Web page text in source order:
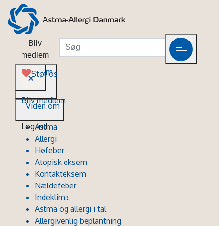
Bliv
medlem
Støt os
Bliv medlem
Log ind
Viden om
Viden om
Astma
Allergi
Høfeber
Atopisk eksem
Kontakteksem
Nældefeber
Indeklima
Astma og allergi i tal
Allergivenlig beplantning